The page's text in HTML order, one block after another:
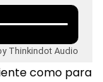
Thinkindot Audio
como para